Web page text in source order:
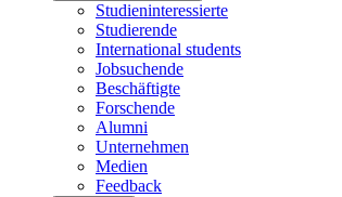
Studieninteressierte
Studierende
International students
Jobsuchende
Beschäftigte
Forschende
Alumni
Unternehmen
Medien
Feedback